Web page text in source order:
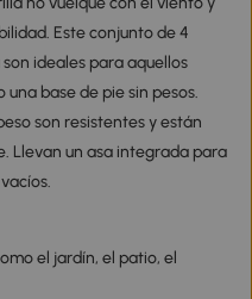
Este conjunto de 4
ideales para aquellos
base de pie sin pesos.
son resistentes y están
Llevan un asa integrada para
el jardín, el patio, el